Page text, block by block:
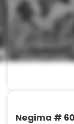
Negima # 60